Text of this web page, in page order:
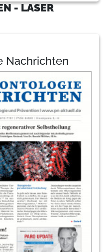
- LASER
Nachrichten